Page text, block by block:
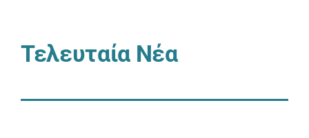
Τελευταία Νέα